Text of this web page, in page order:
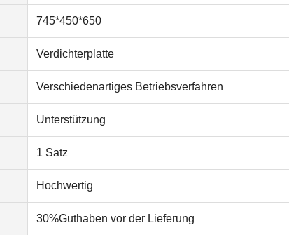
745*450*650
Verdichterplatte
Verschiedenartiges Betriebsverfahren
Unterstützung
1 Satz
Hochwertig
30%Guthaben vor der Lieferung